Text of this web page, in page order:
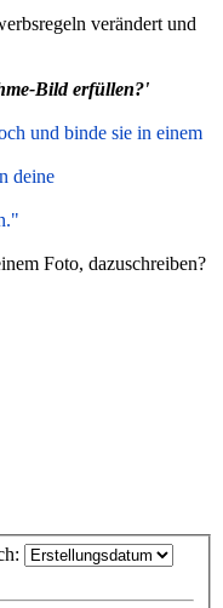
verändert und
Bild erfüllen?'
und binde sie in einem
deine
Foto, dazuschreiben?